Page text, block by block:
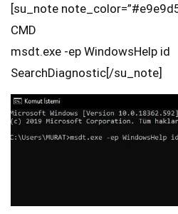
[su_note
CMD
msdt.exe -ep WindowsHelp id
SearchDiagnostic[/su_note]